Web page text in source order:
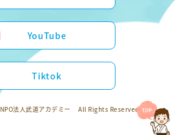
YouTube
Tiktok
NPO法人武道アカデミー All Rights Reserved.